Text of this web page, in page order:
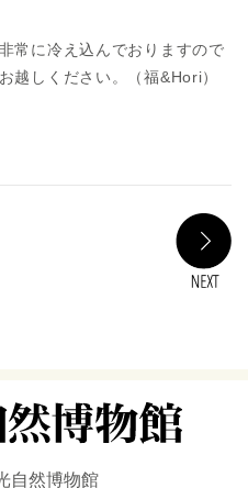
常に冷え込んでおりますので
越しください。（福&Hori）
自然博物館